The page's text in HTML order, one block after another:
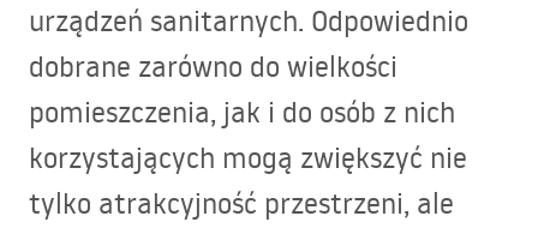
urządzeń sanitarnych. Odpowiednio
dobrane zarówno do wielkości
pomieszczenia, jak i do osób z nich
korzystających mogą zwiększyć nie
tylko atrakcyjność przestrzeni, ale